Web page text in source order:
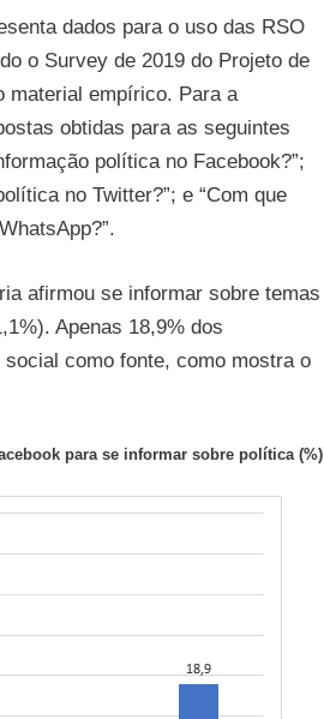
dados para o uso das RSO
o Survey de 2019 do Projeto de
material empírico. Para a
obtidas para as seguintes
política no Facebook?”;
no Twitter?”; e “Com que
afirmou se informar sobre temas
Apenas 18,9% dos
como fonte, como mostra o
para se informar sobre política (%)